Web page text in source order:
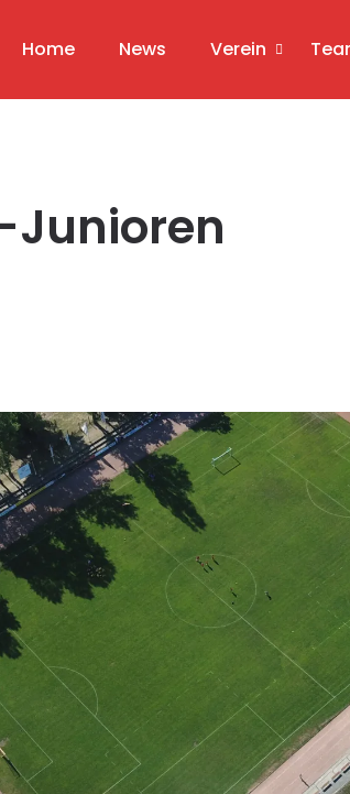
Home News Verein
Junioren